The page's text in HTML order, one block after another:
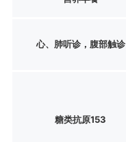
心、肺听诊，腹部触诊
糖类抗原153